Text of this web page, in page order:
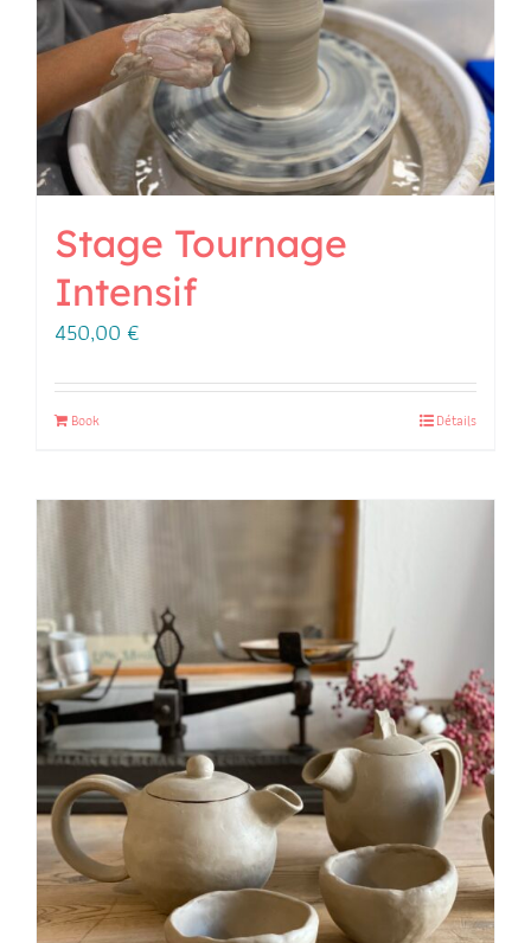
Stage Tournage
Intensif
450,00 €
Book Détails